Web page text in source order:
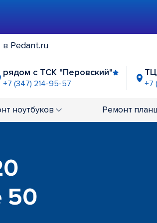
в Pedant.ru
рядом с ТСК "Перовский"
+7 (347) 214-95-57 +7
(347) 211-95-32 +7 (347) 225-03-
ноутбуков Ремонт
50